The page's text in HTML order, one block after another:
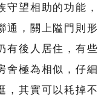
守望相助的功能，
通，關上隘門則形
有後人居住，有些
舍極為相似，仔細
，其實可以耗掉不